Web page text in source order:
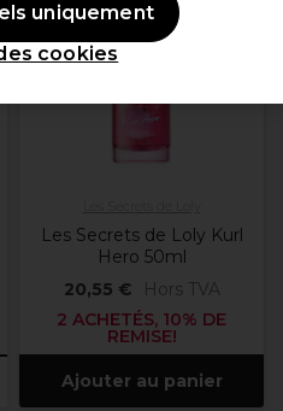
Les Secrets de Loly Kurl
Hero 50ml
20,55 €
Hors TVA
2 ACHETÉS, 10% DE
REMISE!
Ajouter au panier
cookies
uniquement